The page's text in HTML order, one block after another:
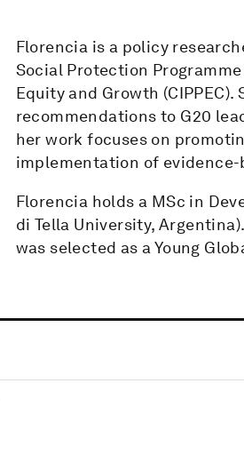
Florencia is a policy
Social Protection
Equity and Growth
recommendations to G20
her work focuses on
implementation of
Florencia holds a MSc in
di Tella University,
was selected as a Young